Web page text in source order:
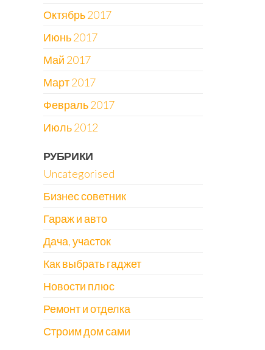
Октябрь 2017
Июнь 2017
Май 2017
Март 2017
Февраль 2017
Июль 2012
РУБРИКИ
Uncategorised
Бизнес советник
Гараж и авто
Дача, участок
Как выбрать гаджет
Новости плюс
Ремонт и отделка
Строим дом сами